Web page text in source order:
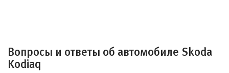
Вопросы и ответы об автомобиле Skoda
Kodiaq